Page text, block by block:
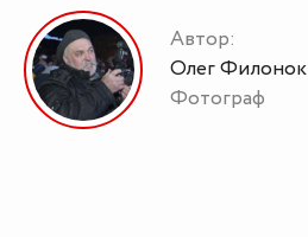
Автор:
Олег Филонок
Фотограф